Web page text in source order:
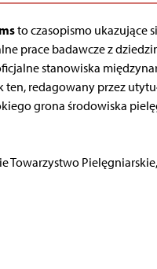
to czasopismo ukazujące
prace badawcze z
stanowiska
redagowany przez
grona środowiska
Towarzystwo